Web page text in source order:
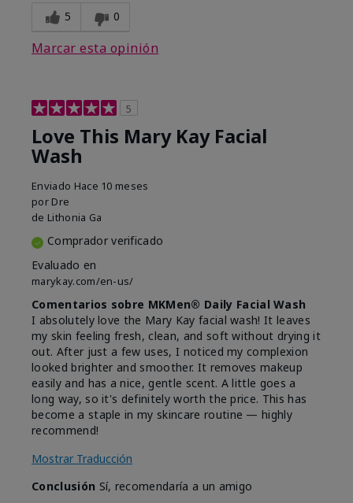
5 0
Marcar esta opinión
5
Love This Mary Kay Facial
Wash
Enviado Hace 10 meses
por Dre
de Lithonia Ga
Comprador verificado
Evaluado en
marykay.com/en-us/
Comentarios sobre MKMen® Daily Facial Wash
I absolutely love the Mary Kay facial wash! It leaves
my skin feeling fresh, clean, and soft without drying it
out. After just a few uses, I noticed my complexion
looked brighter and smoother. It removes makeup
easily and has a nice, gentle scent. A little goes a
long way, so it's definitely worth the price. This has
become a staple in my skincare routine — highly
recommend!
Mostrar Traducción
Conclusión Sí, recomendaría a un amigo